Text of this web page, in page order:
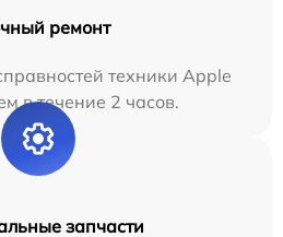
ремонт
техники Apple
в течение 2 часов.
запчасти